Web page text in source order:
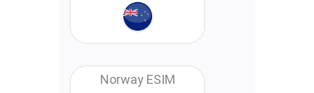
Norway ESIM